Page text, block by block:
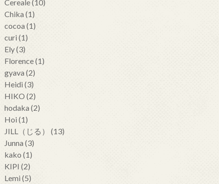
Cereale(10)
Chika(1)
cocoa (1)
curi(1)
Ely(3)
Florence(1)
gyava(2)
Heidi (3)
HIKO (2)
hodaka (2)
Hoi(1)
JILL（じる） (13)
Junna (3)
kako (1)
KIPI (2)
Lemi(5)